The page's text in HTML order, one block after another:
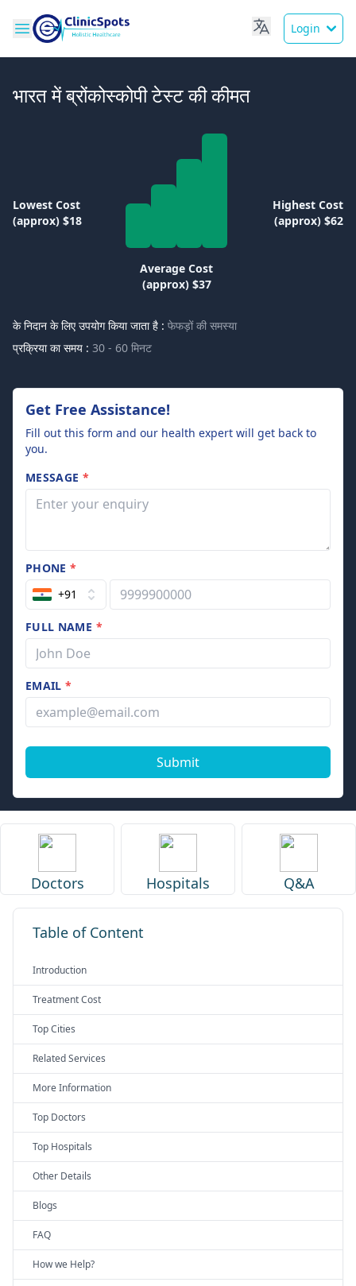
Login
भारत में ब्रोंकोस्कोपी टेस्ट की कीमत
Lowest Cost
(approx) $18
Average Cost
(approx) $37
Highest Cost
(approx) $62
के निदान के लिए उपयोग किया जाता है : फेफड़ों की समस्या
प्रक्रिया का समय : 30 - 60 मिनट
Get Free Assistance!
Fill out this form and our health expert will get back to
you.
MESSAGE *
PHONE*
+91
FULL NAME *
EMAIL*
Submit
Doctors Hospitals Q&A
Table of Content
Introduction
Treatment Cost
Top Cities
Related Services
More Information
Top Doctors
Top Hospitals
Other Details
Blogs
FAQ
How we Help?